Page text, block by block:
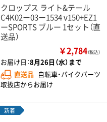
クロップス ライト&テール
C4K02ー03ー1534 v150+EZ1
ーSPORTS ブルー 1セット（直
送品）
￥2,784（税込）
お届け日：8月26日（水）まで
直送品 自転車・バイクパーツ
取扱店からお届け
新着